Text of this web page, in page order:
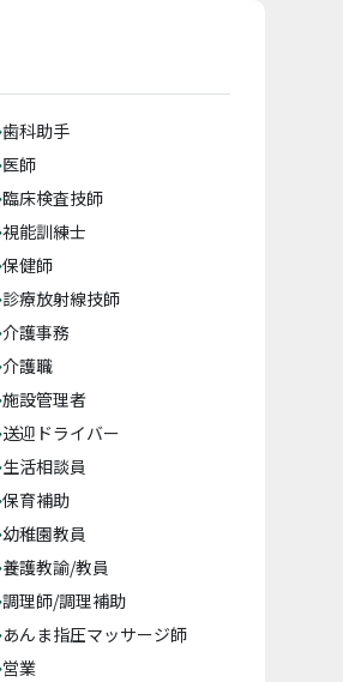
歯科助手
医師
臨床検査技師
視能訓練士
保健師
診療放射線技師
介護事務
介護職
施設管理者
送迎ドライバー
生活相談員
保育補助
幼稚園教員
養護教諭/教員
調理師/調理補助
あんま指圧マッサージ師
営業